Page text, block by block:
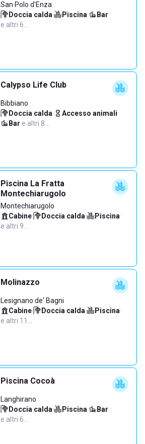
San Polo d'Enza
Doccia calda· Piscina· Bar·
e altri 6…
Calypso Life Club
Bibbiano
Doccia calda· Accesso animali·
Bar·e altri 8…
Piscina La Fratta
Montechiarugolo
Montechiarugolo
Cabine· Doccia calda· Piscina·
e altri 9…
Molinazzo
Lesignano de' Bagni
Cabine· Doccia calda· Piscina·
e altri 11…
Piscina Cocoà
Langhirano
Doccia calda· Piscina· Bar·
e altri 6…